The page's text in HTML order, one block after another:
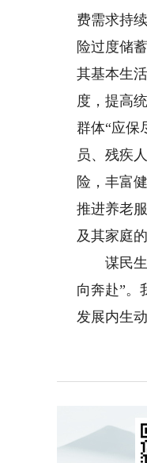
费需求持
险过度储
其基本生
度，提高
群体“应保
员、残疾
险，丰富
推进养老
及其家庭
谋民生
向奔赴”。
发展内生